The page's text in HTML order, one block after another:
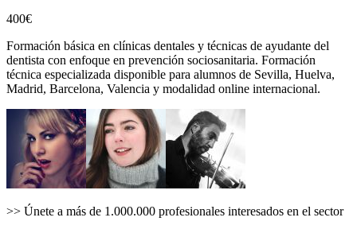
400€
Formación básica en clínicas dentales y técnicas de ayudante del
dentista con enfoque en prevención sociosanitaria. Formación
técnica especializada disponible para alumnos de Sevilla, Huelva,
Madrid, Barcelona, Valencia y modalidad online internacional.
>> Únete a más de 1.000.000 profesionales interesados en el sector